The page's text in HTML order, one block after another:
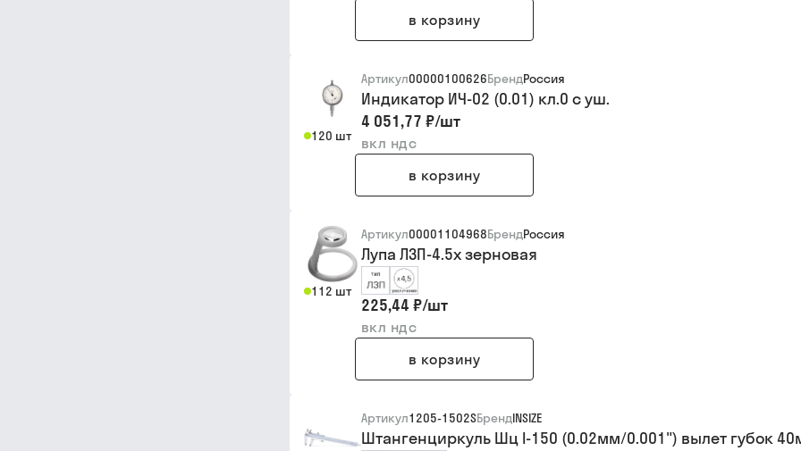
в корзину
120 шт
Артикул00000100626БрендРоссия
Индикатор ИЧ-02 (0.01) кл.0 с уш.
4 051,77 ₽/шт
вкл ндс
в корзину
112 шт
Артикул00001104968БрендРоссия
Лупа ЛЗП-4.5х зерновая
225,44 ₽/шт
вкл ндс
в корзину
Артикул1205-1502SБрендINSIZE
Штангенциркуль Шц I-150 (0.02мм/0.001") вылет губок